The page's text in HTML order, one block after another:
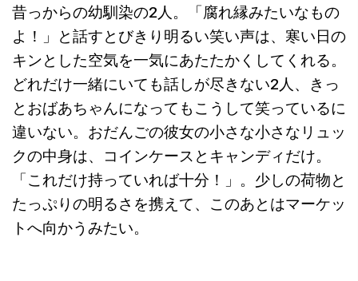
昔っからの幼馴染の2人。「腐れ縁みたいなもの
よ！」と話すとびきり明るい笑い声は、寒い日の
キンとした空気を一気にあたたかくしてくれる。
どれだけ一緒にいても話しが尽きない2人、きっ
とおばあちゃんになってもこうして笑っているに
違いない。おだんごの彼女の小さな小さなリュッ
クの中身は、コインケースとキャンディだけ。
「これだけ持っていれば十分！」。少しの荷物と
たっぷりの明るさを携えて、このあとはマーケッ
トへ向かうみたい。